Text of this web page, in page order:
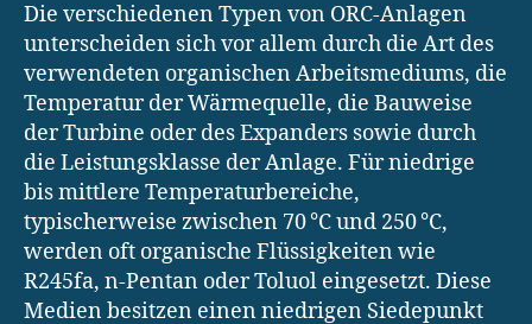
Die verschiedenen Typen von ORC-Anlagen
unterscheiden sich vor allem durch die Art des
verwendeten organischen Arbeitsmediums, die
Temperatur der Wärmequelle, die Bauweise
der Turbine oder des Expanders sowie durch
die Leistungsklasse der Anlage. Für niedrige
bis mittlere Temperaturbereiche,
typischerweise zwischen 70 °C und 250 °C,
werden oft organische Flüssigkeiten wie
R245fa, n-Pentan oder Toluol eingesetzt. Diese
Medien besitzen einen niedrigen Siedepunkt